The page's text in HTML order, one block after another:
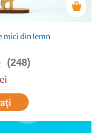
mici din lemn
(248)